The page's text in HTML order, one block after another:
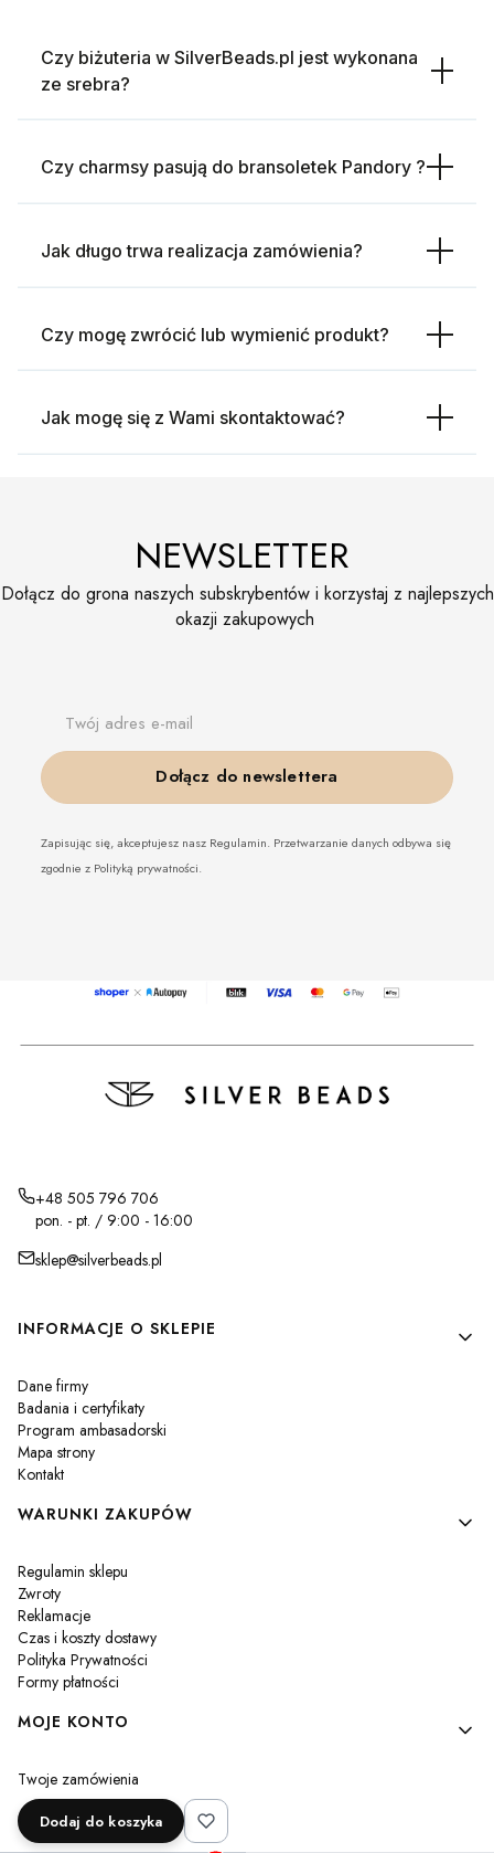
Czy biżuteria w SilverBeads.pl jest wykonana
ze srebra?
Czy charmsy pasują do bransoletek Pandory ?
Jak długo trwa realizacja zamówienia?
Czy mogę zwrócić lub wymienić produkt?
Jak mogę się z Wami skontaktować?
NEWSLETTER
Dołącz do grona naszych subskrybentów i korzystaj z najlepszych
okazji zakupowych
Twój adres e-mail
Dołącz do newslettera
Zapisując się, akceptujesz nasz Regulamin. Przetwarzanie danych odbywa się
zgodnie z Polityką prywatności.
+48 505 796 706
pon. - pt. / 9:00 - 16:00
sklep@silverbeads.pl
Linki w stopce
INFORMACJE O SKLEPIE
Dane firmy
Badania i certyfikaty
Program ambasadorski
Mapa strony
Kontakt
WARUNKI ZAKUPÓW
Regulamin sklepu
Zwroty
Reklamacje
Czas i koszty dostawy
Polityka Prywatności
Formy płatności
MOJE KONTO
Twoje zamówienia
Ustawienia konta
Przechowalnia
Dodaj do koszyka